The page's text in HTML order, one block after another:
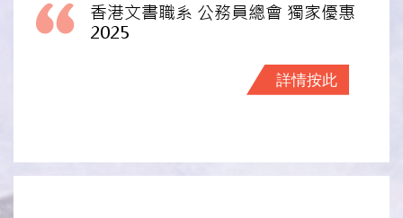
香港文書職系 公務員總會 獨家優惠
2025
詳情按此